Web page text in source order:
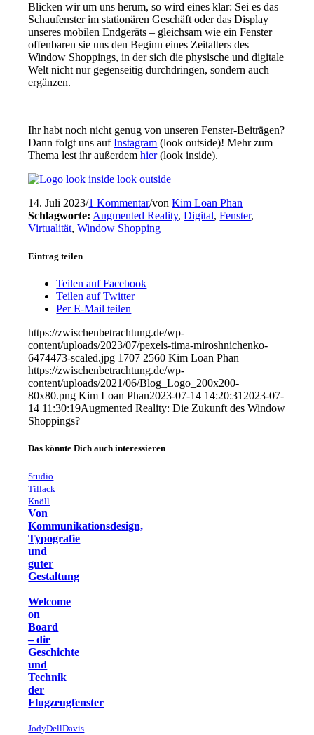
Blicken wir um uns herum, so wird eines klar: Sei es das
Schaufenster im stationären Geschäft oder das Display
unseres mobilen Endgeräts – gleichsam wie ein Fenster
offenbaren sie uns den Beginn eines Zeitalters des
Window Shoppings, in der sich die physische und digitale
Welt nicht nur gegenseitig durchdringen, sondern auch
ergänzen.
Ihrhabt noch nicht genug von unseren Fenster-Beiträgen?
Dann folgt uns aufInstagram (look outside)!Mehr zum
Thema lest ihraußerdemhier(look inside).
14. Juli 2023/1 Kommentar/vonKim Loan Phan
Schlagworte: Augmented Reality,Digital,Fenster,
Virtualität,Window Shopping
Eintrag teilen
Teilen auf Facebook
Teilen auf Twitter
Per E-Mail teilen
https://zwischenbetrachtung.de/wp-
content/uploads/2023/07/pexels-tima-miroshnichenko-
6474473-scaled.jpg 1707 2560 Kim Loan Phan
https://zwischenbetrachtung.de/wp-
content/uploads/2021/06/Blog_Logo_200x200-
80x80.png Kim Loan Phan2023-07-14 14:20:31 2023-07-
14 11:30:19Augmented Reality: Die Zukunft des Window
Shoppings?
Das könnte Dich auch interessieren
Studio
Tillack
Knöll
Von
Kommunikationsdesign,
Typografie
und
guter
Gestaltung
Welcome
on
Board
– die
Geschichte
und
Technik
der
Flugzeugfenster
JodyDellDavis